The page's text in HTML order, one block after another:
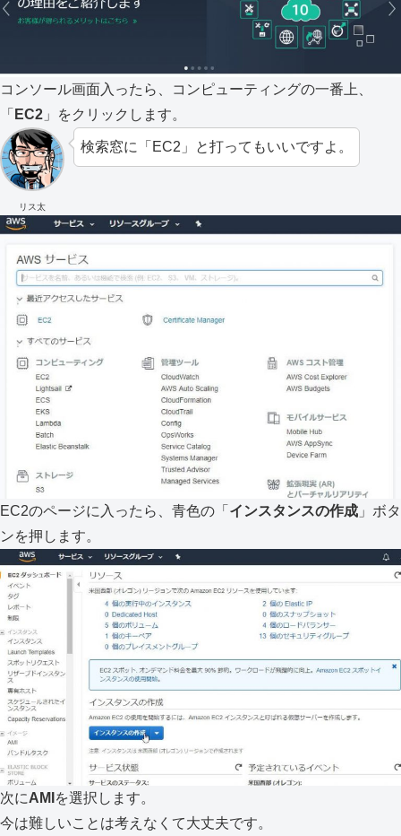
コンソール画面入ったら、コンピューティングの一番上、
「 EC2 」をクリックします。
リス太
検索窓に「EC2」と打ってもいいですよ。
EC2のページに入ったら、青色の「 インスタンスの作成 」ボタ
ンを押します。
次にAMI を選択します。
今は難しいことは考えなくて大丈夫です。